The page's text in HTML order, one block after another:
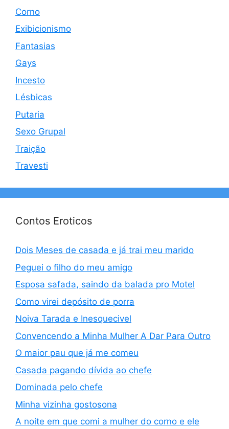
Corno
Exibicionismo
Fantasias
Gays
Incesto
Lésbicas
Putaria
Sexo Grupal
Traição
Travesti
Contos Eroticos
Dois Meses de casada e já trai meu marido
Peguei o filho do meu amigo
Esposa safada, saindo da balada pro Motel
Como virei depósito de porra
Noiva Tarada e Inesquecivel
Convencendo a Minha Mulher A Dar Para Outro
O maior pau que já me comeu
Casada pagando dívida ao chefe
Dominada pelo chefe
Minha vizinha gostosona
A noite em que comi a mulher do corno e ele